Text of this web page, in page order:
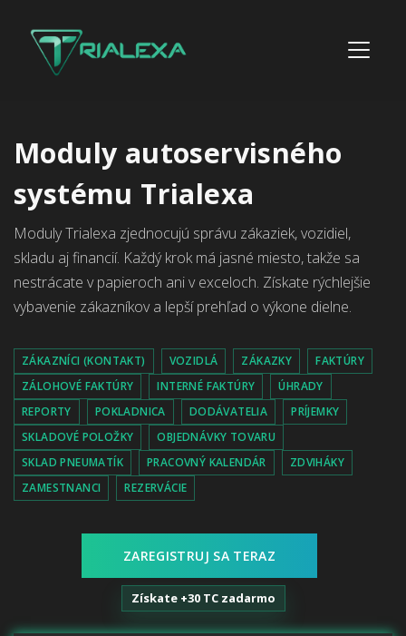
Moduly autoservisného
systému Trialexa
Moduly Trialexa zjednocujú správu zákaziek, vozidiel,
skladu aj financií. Každý krok má jasné miesto, takže sa
nestrácate v papieroch ani v exceloch. Získate rýchlejšie
vybavenie zákazníkov a lepší prehľad o výkone dielne.
ZÁKAZNÍCI (KONTAKT) VOZIDLÁ ZÁKAZKY
FAKTÚRY
ZÁLOHOVÉ FAKTÚRY
INTERNÉ FAKTÚRY
ÚHRADY
REPORTY
POKLADNICA DODÁVATELIA
PRÍJEMKY
SKLADOVÉ POLOŽKY
OBJEDNÁVKY TOVARU
SKLAD PNEUMATÍK
PRACOVNÝ KALENDÁR
ZDVIHÁKY
ZAMESTNANCI
REZERVÁCIE
ZAREGISTRUJ SA TERAZ
Získate +30 TC zadarmo